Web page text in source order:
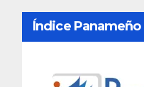
Índice